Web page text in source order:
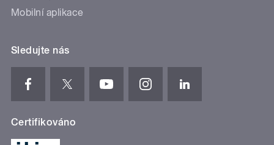
Mobilní aplikace
Sledujte nás
Certifikováno